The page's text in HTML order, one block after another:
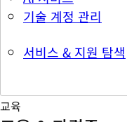
기술 계정 관리
서비스 & 지원 탐색
교육